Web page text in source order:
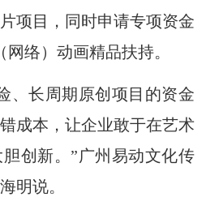
项目，同时申请专项资金
络）动画精品扶持。
长周期原创项目的资金
成本，让企业敢于在艺术
创新。”广州易动文化传
明说。